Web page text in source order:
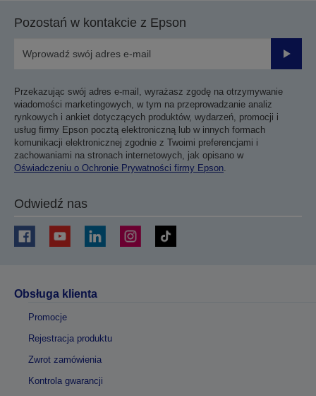
Pozostań w kontakcie z Epson
Przekazując swój adres e-mail, wyrażasz zgodę na otrzymywanie
wiadomości marketingowych, w tym na przeprowadzanie analiz
rynkowych i ankiet dotyczących produktów, wydarzeń, promocji i
usług firmy Epson pocztą elektroniczną lub w innych formach
komunikacji elektronicznej zgodnie z Twoimi preferencjami i
zachowaniami na stronach internetowych, jak opisano w
Oświadczeniu o Ochronie Prywatności firmy Epson.
Odwiedź nas
Obsługa klienta
Promocje
Rejestracja produktu
Zwrot zamówienia
Kontrola gwarancji